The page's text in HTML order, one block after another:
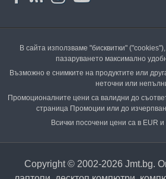
В сайта използваме "бисквитки"
пазаруването максимално
Възможно е снимките на продуктите или
неточни или
Промоционалните цени са валидни до
страница Промоции или до
Всички посочени цени са в EUR
Copyright © 2002-2026 Jmt.bg.